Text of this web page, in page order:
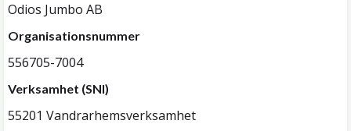
Odios Jumbo AB
Organisationsnummer
556705-7004
Verksamhet (SNI)
55201 Vandrarhemsverksamhet